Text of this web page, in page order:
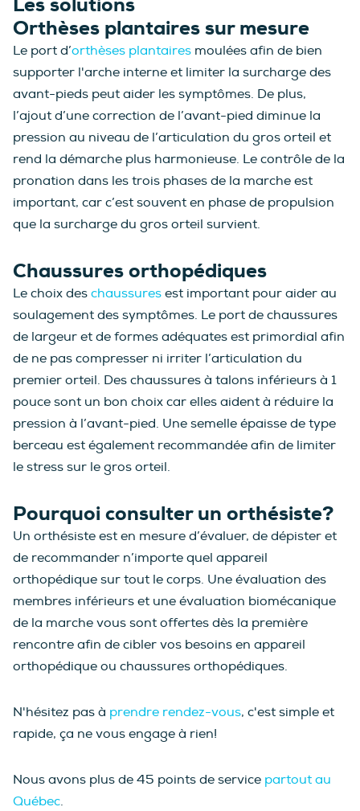
Orthèses plantaires sur mesure
Le port d’orthèses plantaires moulées afin de bien
supporter l'arche interne et limiter la surcharge des
avant-pieds peut aider les symptômes. De plus,
l’ajout d’une correction de l’avant-pied diminue la
pression au niveau de l’articulation du gros orteil et
rend la démarche plus harmonieuse. Le contrôle de la
pronation dans les trois phases de la marche est
important, car c’est souvent en phase de propulsion
que la surcharge du gros orteil survient.
Chaussures orthopédiques
Le choix des chaussures est important pour aider au
soulagement des symptômes. Le port de chaussures
de largeur et de formes adéquates est primordial afin
de ne pas compresser ni irriter l’articulation du
premier orteil. Des chaussures à talons inférieurs à 1
pouce sont un bon choix car elles aident à réduire la
pression à l’avant-pied. Une semelle épaisse de type
berceau est également recommandée afin de limiter
le stress sur le gros orteil.
Pourquoi consulter un orthésiste?
Un orthésiste est en mesure d’évaluer, de dépister et
de recommander n’importe quel appareil
orthopédique sur tout le corps. Une évaluation des
membres inférieurs et une évaluation biomécanique
de la marche vous sont offertes dès la première
rencontre afin de cibler vos besoins en appareil
orthopédique ou chaussures orthopédiques.
N'hésitez pas à prendre rendez-vous, c'est simple et
rapide, ça ne vous engage à rien!
Nous avons plus de 45 points de service partout au
Québec.